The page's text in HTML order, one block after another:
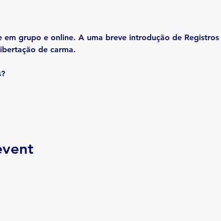
em grupo e online. A uma breve introdução de
de carma.